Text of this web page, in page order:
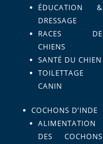
ÉDUCATION &
DRESSAGE
RACES DE
CHIENS
SANTÉ DU CHIEN
TOILETTAGE
CANIN
COCHONS D’INDE
ALIMENTATION
DES COCHONS